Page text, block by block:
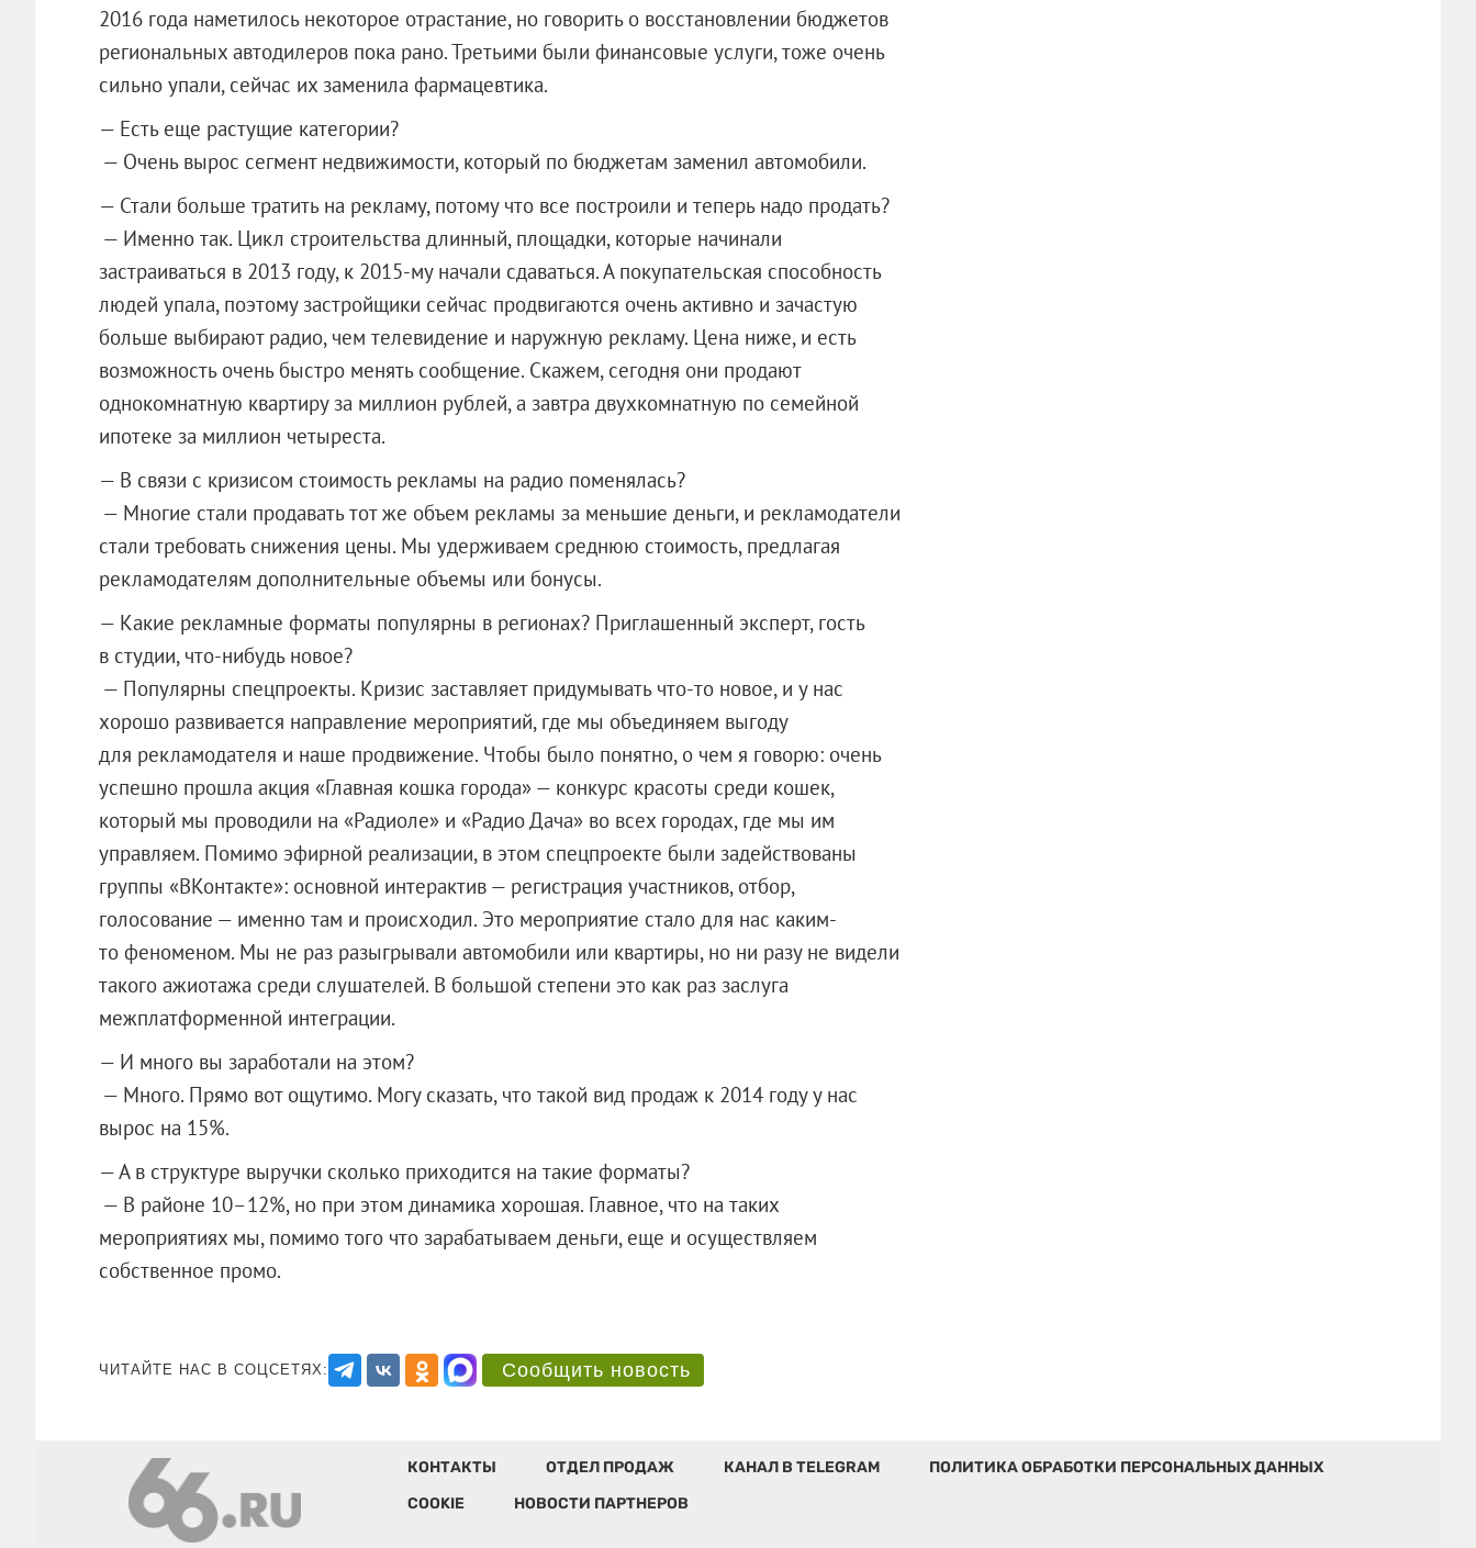
2016 года наметилось некоторое отрастание, но говорить о восстановлении бюджетов
региональных автодилеров пока рано. Третьими были финансовые услуги, тоже очень
сильно упали, сейчас их заменила фармацевтика.
— Есть еще растущие категории?
— Очень вырос сегмент недвижимости, который по бюджетам заменил автомобили.
— Стали больше тратить на рекламу, потому что все построили и теперь надо продать?
— Именно так. Цикл строительства длинный, площадки, которые начинали
застраиваться в 2013 году, к 2015-му начали сдаваться. А покупательская способность
людей упала, поэтому застройщики сейчас продвигаются очень активно и зачастую
больше выбирают радио, чем телевидение и наружную рекламу. Цена ниже, и есть
возможность очень быстро менять сообщение. Скажем, сегодня они продают
однокомнатную квартиру за миллион рублей, а завтра двухкомнатную по семейной
ипотеке за миллион четыреста.
— В связи с кризисом стоимость рекламы на радио поменялась?
— Многие стали продавать тот же объем рекламы за меньшие деньги, и рекламодатели
стали требовать снижения цены. Мы удерживаем среднюю стоимость, предлагая
рекламодателям дополнительные объемы или бонусы.
— Какие рекламные форматы популярны в регионах? Приглашенный эксперт, гость
в студии, что-нибудь новое?
— Популярны спецпроекты. Кризис заставляет придумывать что-то новое, и у нас
хорошо развивается направление мероприятий, где мы объединяем выгоду
для рекламодателя и наше продвижение. Чтобы было понятно, о чем я говорю: очень
успешно прошла акция «Главная кошка города» — конкурс красоты среди кошек,
который мы проводили на «Радиоле» и «Радио Дача» во всех городах, где мы им
управляем. Помимо эфирной реализации, в этом спецпроекте были задействованы
группы «ВКонтакте»: основной интерактив — регистрация участников, отбор,
голосование — именно там и происходил. Это мероприятие стало для нас каким-
то феноменом. Мы не раз разыгрывали автомобили или квартиры, но ни разу не видели
такого ажиотажа среди слушателей. В большой степени это как раз заслуга
межплатформенной интеграции.
— И много вы заработали на этом?
— Много. Прямо вот ощутимо. Могу сказать, что такой вид продаж к 2014 году у нас
вырос на 15%.
— А в структуре выручки сколько приходится на такие форматы?
— В районе 10–12%, но при этом динамика хорошая. Главное, что на таких
мероприятиях мы, помимо того что зарабатываем деньги, еще и осуществляем
собственное промо.
ЧИТАЙТЕ НАС В СОЦСЕТЯХ: Сообщить новость
КОНТАКТЫ ОТДЕЛ ПРОДАЖ КАНАЛ В TELEGRAM
ПОЛИТИКА ОБРАБОТКИ ПЕРСОНАЛЬНЫХ ДАННЫХ
COOKIE
НОВОСТИ ПАРТНЕРОВ